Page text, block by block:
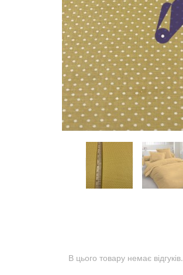
В цього товару немає відгуків.